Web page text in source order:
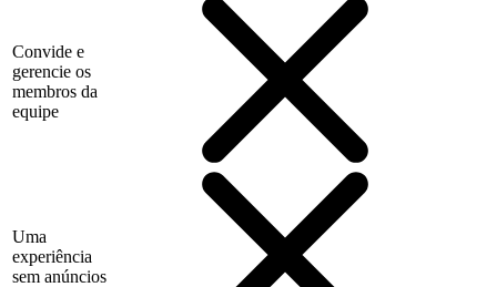
Convide e
gerencie os
membros da
equipe
Uma
experiência
sem anúncios